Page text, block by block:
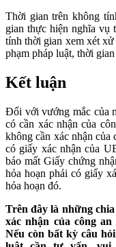
Thời gian trên không
gian thực hiện nghĩa vụ
tính thời gian xem xét
phạm pháp luật, thời
Kết luận
Đối với vướng mắc của
có cần xác nhận của
không cần xác nhận của
có giấy xác nhận của
báo mất Giấy chứng
hỏa hoạn phải có giấy
hỏa hoạn đó.
Trên đây là những
xác nhận của công
Nếu còn bất kỳ câu